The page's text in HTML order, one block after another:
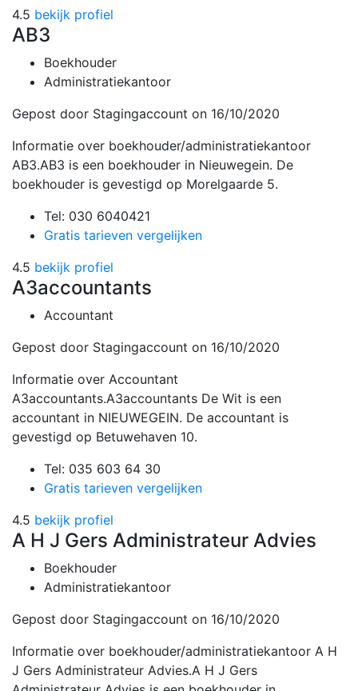
4.5 bekijk profiel
AB3
Boekhouder
Administratiekantoor
Gepost door Stagingaccount on 16/10/2020
Informatie over boekhouder/administratiekantoor
AB3.AB3 is een boekhouder in Nieuwegein. De
boekhouder is gevestigd op Morelgaarde 5.
Tel: 030 6040421
Gratis tarieven vergelijken
4.5 bekijk profiel
A3accountants
Accountant
Gepost door Stagingaccount on 16/10/2020
Informatie over Accountant
A3accountants.A3accountants De Wit is een
accountant in NIEUWEGEIN. De accountant is
gevestigd op Betuwehaven 10.
Tel: 035 603 64 30
Gratis tarieven vergelijken
4.5 bekijk profiel
A H J Gers Administrateur Advies
Boekhouder
Administratiekantoor
Gepost door Stagingaccount on 16/10/2020
Informatie over boekhouder/administratiekantoor A H
J Gers Administrateur Advies.A H J Gers